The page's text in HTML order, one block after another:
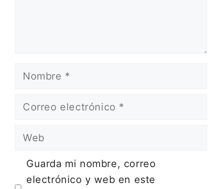
Nombre
Correo
Web
Guarda mi nombre, correo
electrónico y web en este